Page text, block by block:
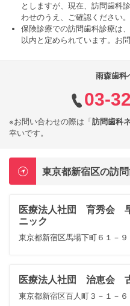
としますが、現在、訪問歯科
わせのうえ、ご確認ください。
保険診療での訪問歯科診療は
以内と定められています。お
雨森歯科
03-
※お問い合わせの際は「訪問歯科
幸いです。
東京都新宿区の訪
医療法人社団 育秀会
ニック
東京都新宿区馬場下町６１－
医療法人社団 治恵会
東京都新宿区百人町３－１－